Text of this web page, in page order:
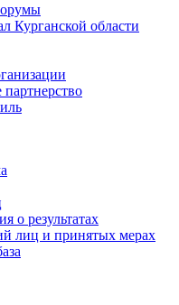
Курганской области
о результатах
лиц и принятых мерах